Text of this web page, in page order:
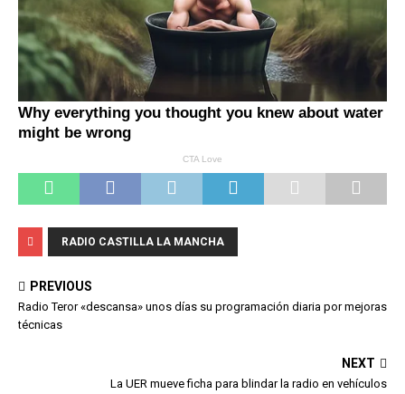
RADIO CASTILLA LA MANCHA
PREVIOUS
Radio Teror «descansa» unos días su programación diaria por mejoras
técnicas
NEXT
La UER mueve ficha para blindar la radio en vehículos